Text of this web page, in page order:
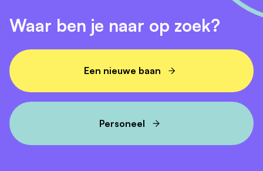
Waar ben je naar op zoek?
Een nieuwe baan
Personeel